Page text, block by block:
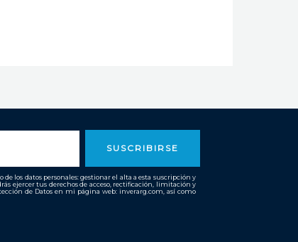
SUSCRIBIRSE
los datos personales: gestionar el alta a esta suscripción y
ejercer tus derechos de acceso, rectificación, limitación y
de Datos en mi página web: inverarg.com, así como